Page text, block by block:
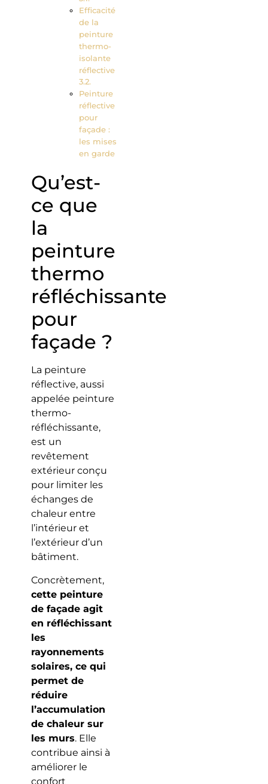
Efficacité
de la
peinture
thermo-
isolante
réflective
Peinture
réflective
pour
façade :
les mises
en garde
Qu’est-
ce que
la
peinture
thermo
réfléchissante
pour
façade ?
La peinture
réflective, aussi
appelée peinture
thermo-
réfléchissante,
est un
revêtement
extérieur conçu
pour limiter les
échanges de
chaleur entre
l’intérieur et
l’extérieur d’un
bâtiment.
Concrètement,
cette peinture
de façade agit
en réfléchissant
les
rayonnements
solaires, ce qui
permet de
réduire
l’accumulation
de chaleur sur
les murs. Elle
contribue ainsi à
améliorer le
confort